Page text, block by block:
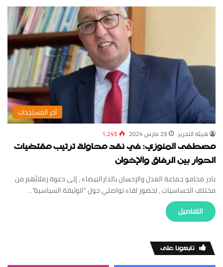
‏آخر المستجدات
‏هيئة ‏التحرير 29 مارس 2024 1,245
مصطفى المنوزي: في نقد محاولة ترتيب مقتضيات
الحوار بين الرفاق والإخوان
بادر محامو جماعة العدل والإحسان بالدارالبيضاء ، إلى دعوة زملائهم من
مختلف الحساسيات ، لحضور لقاء تواصلي حول “الوثيقة السياسية”…
‏التفاصيل
‏تابعونا على